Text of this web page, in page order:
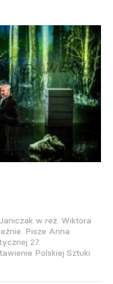
w reż. Wiktora
Pisze Anna
27.
Polskiej Sztuki